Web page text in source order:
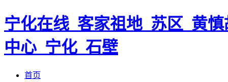
宁化在线_客家祖地_苏区_黄
中心_宁化_石壁
首页